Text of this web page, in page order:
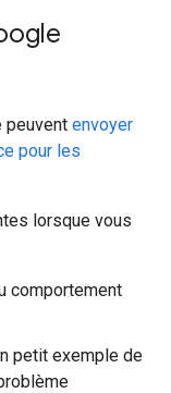
peuvent envoyer
pour les
lorsque vous
comportement
petit exemple de